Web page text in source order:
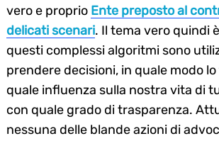
vero e proprio Ente preposto al
delicati scenari. Il tema vero quindi
questi complessi algoritmi sono
prendere decisioni, in quale modo
quale influenza sulla nostra vita di
con quale grado di trasparenza.
nessuna delle blande azioni di